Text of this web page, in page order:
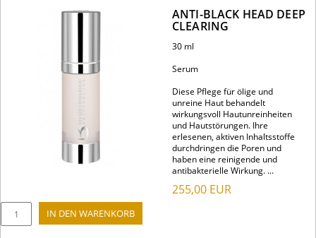
ANTI-BLACK HEAD DEEP
CLEARING
30 ml
Serum
Diese Pflege für ölige und
unreine Haut behandelt
wirkungsvoll Hautunreinheiten
und Hautstörungen. Ihre
erlesenen, aktiven Inhaltsstoffe
durchdringen die Poren und
haben eine reinigende und
antibakterielle Wirkung. ...
255,00 EUR